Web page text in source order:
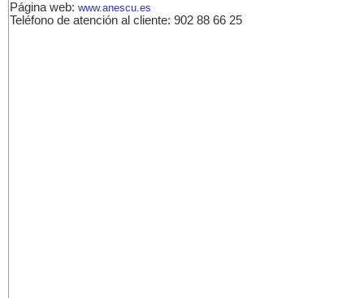
Página web: www.anescu.es
Teléfono de atención al cliente: 902 88 66 25